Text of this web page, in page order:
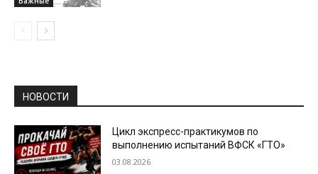
НОВОСТИ
Цикл экспресс-практикумов по
выполнению испытаний ВФСК «ГТО»
03.08.2026